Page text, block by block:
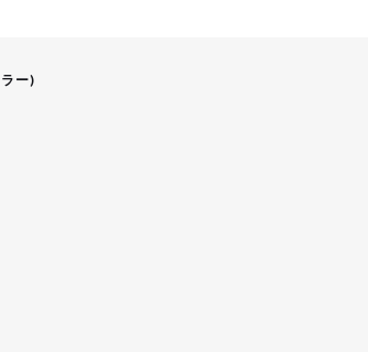
ー)